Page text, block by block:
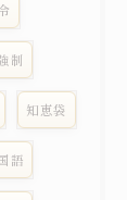
制
知恵袋
語